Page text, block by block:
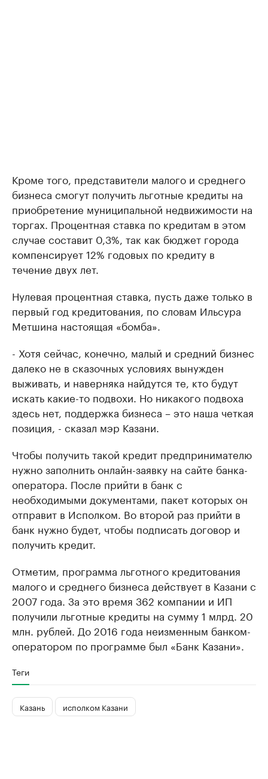
Кроме того, представители малого и среднего
бизнеса смогут получить льготные кредиты на
приобретение муниципальной недвижимости на
торгах. Процентная ставка по кредитам в этом
случае составит 0,3%, так как бюджет города
компенсирует 12% годовых по кредиту в
течение двух лет.
Нулевая процентная ставка, пусть даже только в
первый год кредитования, по словам Ильсура
Метшина настоящая «бомба».
- Хотя сейчас, конечно, малый и средний бизнес
далеко не в сказочных условиях вынужден
выживать, и наверняка найдутся те, кто будут
искать какие-то подвохи. Но никакого подвоха
здесь нет, поддержка бизнеса – это наша четкая
позиция, - сказал мэр Казани.
Чтобы получить такой кредит предпринимателю
нужно заполнить онлайн-заявку на сайте банка-
оператора. После прийти в банк с
необходимыми документами, пакет которых он
отправит в Исполком. Во второй раз прийти в
банк нужно будет, чтобы подписать договор и
получить кредит.
Отметим, программа льготного кредитования
малого и среднего бизнеса действует в Казани с
2007 года. За это время 362 компании и ИП
получили льготные кредиты на сумму 1 млрд. 20
млн. рублей. До 2016 года неизменным банком-
оператором по программе был «Банк Казани».
Теги
Казань исполком Казани